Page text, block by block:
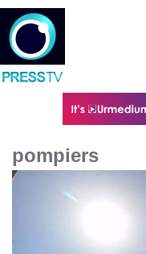
pompiers